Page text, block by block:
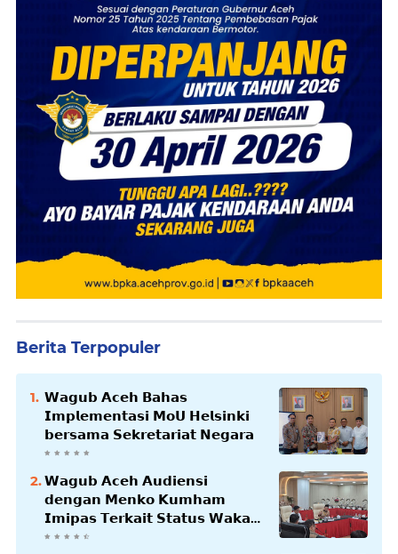
Berita Terpopuler
𝗪𝗮𝗴𝘂𝗯 𝗔𝗰𝗲𝗵 𝗕𝗮𝗵𝗮𝘀
𝗜𝗺𝗽𝗹𝗲𝗺𝗲𝗻𝘁𝗮𝘀𝗶 𝗠𝗼𝗨 𝗛𝗲𝗹𝘀𝗶𝗻𝗸𝗶
𝗯𝗲𝗿𝘀𝗮𝗺𝗮 𝗦𝗲𝗸𝗿𝗲𝘁𝗮𝗿𝗶𝗮𝘁 𝗡𝗲𝗴𝗮𝗿𝗮
𝗪𝗮𝗴𝘂𝗯 𝗔𝗰𝗲𝗵 𝗔𝘂𝗱𝗶𝗲𝗻𝘀𝗶
𝗱𝗲𝗻𝗴𝗮𝗻 𝗠𝗲𝗻𝗸𝗼 𝗞𝘂𝗺𝗵𝗮𝗺
𝗜𝗺𝗶𝗽𝗮𝘀 𝗧𝗲𝗿𝗸𝗮𝗶𝘁 𝗦𝘁𝗮𝘁𝘂𝘀 𝗪𝗮𝗸𝗮𝗳
𝗕𝗹𝗮𝗻𝗴𝗽𝗮𝗱𝗮𝗻𝗴